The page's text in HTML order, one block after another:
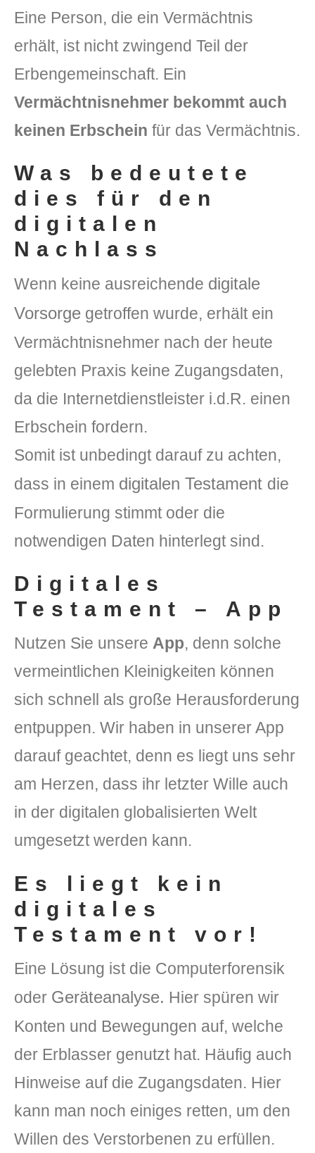
Eine Person, die ein Vermächtnis
erhält, ist nicht zwingend Teil der
Erbengemeinschaft. Ein
Vermächtnisnehmer bekommt auch
keinen Erbschein für das Vermächtnis.
Was bedeutete
dies für den
digitalen
Nachlass
Wenn keine ausreichende digitale
Vorsorge getroffen wurde, erhält ein
Vermächtnisnehmer nach der heute
gelebten Praxis keine Zugangsdaten,
da die Internetdienstleister i.d.R. einen
Erbschein fordern.
Somit ist unbedingt darauf zu achten,
dass in einem digitalen Testament die
Formulierung stimmt oder die
notwendigen Daten hinterlegt sind.
Digitales
Testament – App
Nutzen Sie unsere App, denn solche
vermeintlichen Kleinigkeiten können
sich schnell als große Herausforderung
entpuppen. Wir haben in unserer App
darauf geachtet, denn es liegt uns sehr
am Herzen, dass ihr letzter Wille auch
in der digitalen globalisierten Welt
umgesetzt werden kann.
Es liegt kein
digitales
Testament vor!
Eine Lösung ist die Computerforensik
oder Geräteanalyse. Hier spüren wir
Konten und Bewegungen auf, welche
der Erblasser genutzt hat. Häufig auch
Hinweise auf die Zugangsdaten. Hier
kann man noch einiges retten, um den
Willen des Verstorbenen zu erfüllen.